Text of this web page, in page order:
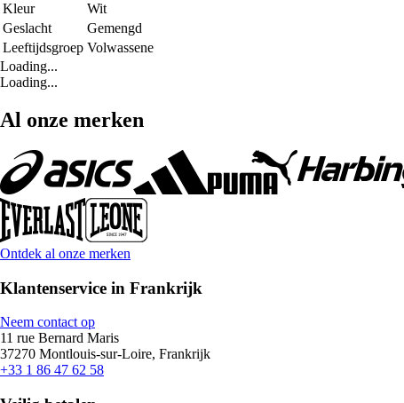
Kleur
Wit
Geslacht
Gemengd
Leeftijdsgroep Volwassene
Loading...
Loading...
Al onze merken
Ontdek al onze merken
Klantenservice in Frankrijk
Neem contact op
11 rue Bernard Maris
37270 Montlouis-sur-Loire, Frankrijk
+33 1 86 47 62 58